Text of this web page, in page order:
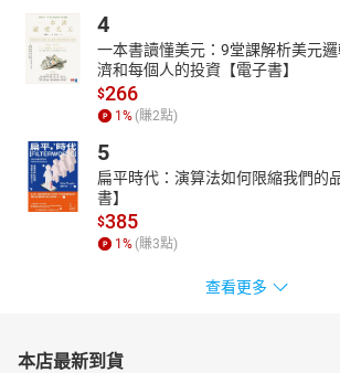
江蘇南匯人。中國知名翻譯家、作家與美術評
之父。早年留學法國巴黎大學，譯有大量的法
克、羅曼．羅蘭、伏爾泰等名家著作。譯作多
述人物奮鬥抗爭為主，譯文「信達雅」三美兼
文學領域也有極高的鑑賞力。
【朗讀者簡介】
張立昂
中山大學劇場藝術學系畢業，畢業後即投入配
產業努力的全職配音員。
參與包括中、英、日、韓的戲劇、動畫、遊戲
代表作品有：葬送的芙莉蓮（修塔爾克）、加
有聲書作品：《沼澤王的女兒》、《貝多芬傳》
4
一本書讀懂美元：9堂課解析美元
濟和每個人的投資【電子書】
$266
1 % (賺2點)
5
扁平時代：演算法如何限縮我們的
書】
$385
1 % (賺3點)
查看更多
本店最新到貨